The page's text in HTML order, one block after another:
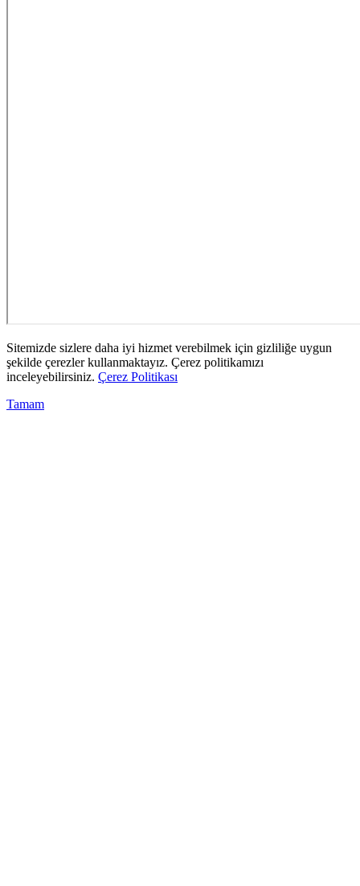
Sitemizde sizlere daha iyi hizmet verebilmek için gizliliğe uygun
şekilde çerezler kullanmaktayız. Çerez politikamızı
inceleyebilirsiniz. Çerez Politikası
Tamam